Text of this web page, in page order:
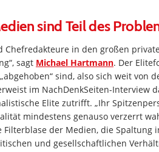
sind Teil des
Chefredakteure in den großen
sagt Michael Hartmann. Der
sind, also sich weit von
im NachDenkSeiten-Interview
Elite zutrifft. „Ihr
mindestens genauso verzerrt
Filterblase der Medien, die Spaltung
und gesellschaftlichen